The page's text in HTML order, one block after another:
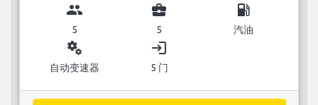
group
5
business_center
5
local_gas_station
汽油
miscellaneous_services
自动变速器
login
5 门